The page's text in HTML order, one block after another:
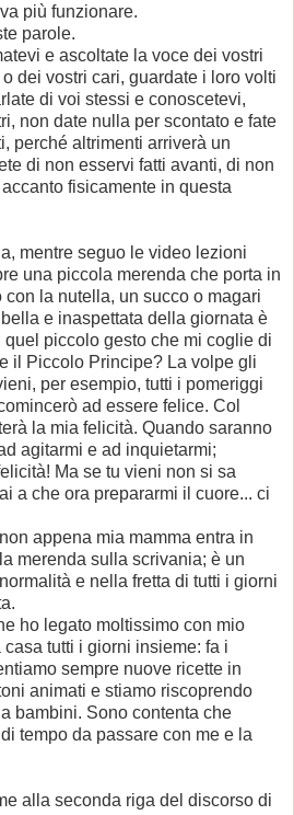
più funzionare.
parole.
e ascoltate la voce dei vostri
dei vostri cari, guardate i loro volti
di voi stessi e conoscetevi,
non date nulla per scontato e fate
perché altrimenti arriverà un
di non esservi fatti avanti, di non
fisicamente in questa
mentre seguo le video lezioni
una piccola merenda che porta in
la nutella, un succo o magari
e inaspettata della giornata è
piccolo gesto che mi coglie di
il Piccolo Principe? La volpe gli
per esempio, tutti i pomeriggi
ad essere felice. Col
la mia felicità. Quando saranno
agitarmi e ad inquietarmi;
Ma se tu vieni non si sa
a che ora prepararmi il cuore... ci
appena mia mamma entra in
merenda sulla scrivania; è un
e nella fretta di tutti i giorni
ho legato moltissimo con mio
tutti i giorni insieme: fa i
sempre nuove ricette in
animati e stiamo riscoprendo
bambini. Sono contenta che
tempo da passare con me e la
alla seconda riga del discorso di